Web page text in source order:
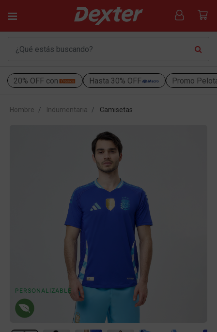
20% OFF con Hasta 30% OFF Promo
Hombre Indumentaria Camisetas
PERSONALIZABLE